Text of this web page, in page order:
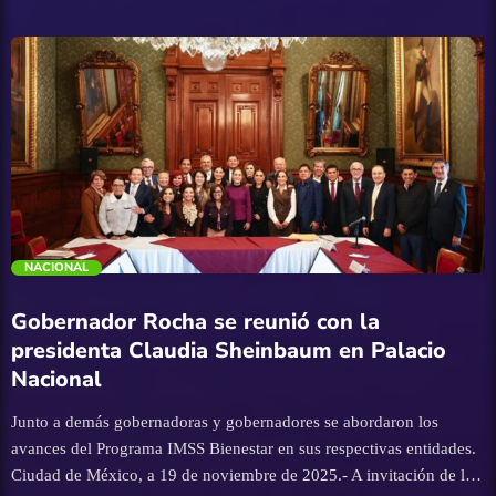
de la República, a través de la Fiscalía Especializada en Materia de
Delincuencia Organizada (FEMDO). En ese contexto, la Fiscalía
General del Estado de Sinaloa colabora con la autoridad federal
únicamente a través del Servicio Médico Forense (SEMEFO),
brindando apoyo en el manejo y traslado de los cu3rpos. El resto de
las diligencias ministeriales y periciales, se encuentran a cargo del
personal de la FGR. De […]
NACIONAL
Gobernador Rocha se reunió con la
presidenta Claudia Sheinbaum en Palacio
Nacional
Junto a demás gobernadoras y gobernadores se abordaron los
avances del Programa IMSS Bienestar en sus respectivas entidades.
Ciudad de México, a 19 de noviembre de 2025.- A invitación de la